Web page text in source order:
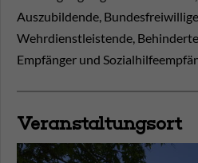
Auszubildende,
Wehrdienstleistende,
Empfänger und
Veranstaltungsort